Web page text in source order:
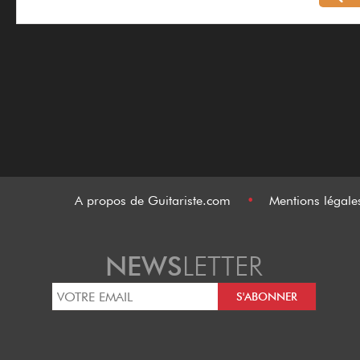
A propos de Guitariste.com • Mentions
NEWSLETTER